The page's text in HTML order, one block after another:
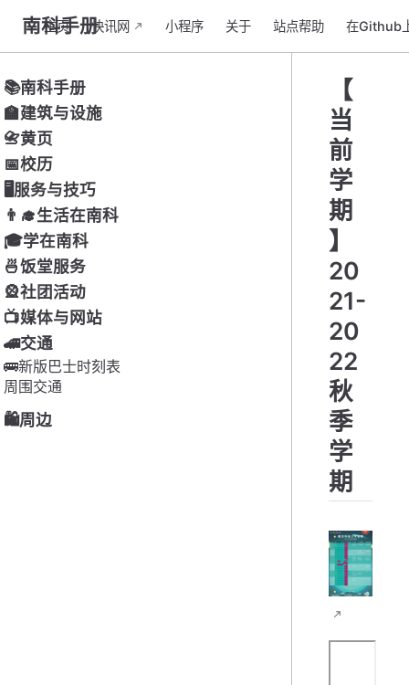
南科手册
主页 快讯网 小程序 关于 站点帮助 在Github
📚南科手册
🏫建筑与设施
📇黄页
📅校历
🖥服务与技巧
👨‍🎓生活在南科
🎓学在南科
🍜饭堂服务
🎡社团活动
📺媒体与网站
🚄交通
🚌新版巴士时刻表
周围交通
🛍周边
【
当
前
学
期
】
20
21-
20
22
秋
季
学
期